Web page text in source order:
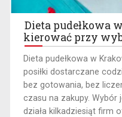
Dieta pudełkowa
kierować przy
​Dieta pudełkowa w
posiłki dostarczane
bez gotowania, bez
czasu na zakupy. Wybór
działa kilkadziesiąt firm